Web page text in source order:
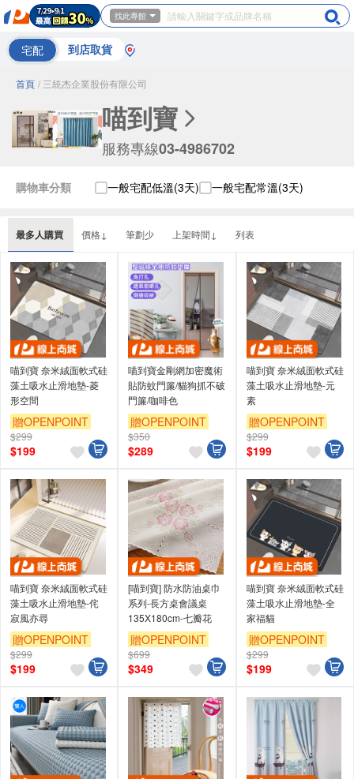
找此專館
宅配 到店取貨
首頁 / 三統杰企業股份有限公司
喵到寶
服務專線03-4986702
最多人購買 價格↓ 筆劃少 上架時間↓ 列表
購物車分類 一般宅配低溫(3天) 一般宅配常溫(3天)
喵到寶 奈米絨面軟式硅
藻土吸水止滑地墊-菱
形空間
贈OPENPOINT
$299
$199
喵到寶金剛網加密魔術
貼防蚊門簾/貓狗抓不破
門簾/咖啡色
贈OPENPOINT
$350
$289
喵到寶 奈米絨面軟式硅
藻土吸水止滑地墊-元
素
贈OPENPOINT
$299
$199
喵到寶 奈米絨面軟式硅
藻土吸水止滑地墊-侘
寂風亦尋
贈OPENPOINT
$299
$199
[喵到寶] 防水防油桌巾
系列-長方桌會議桌
135X180cm-七瓣花
贈OPENPOINT
$699
$349
喵到寶 奈米絨面軟式硅
藻土吸水止滑地墊-全
家福貓
贈OPENPOINT
$299
$199